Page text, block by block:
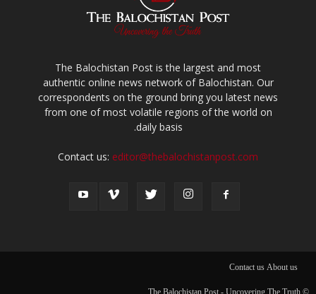
The Balochistan Post is the largest and most
authentic online news network of Balochistan. Our
correspondents on the ground bring you latest news
from one of most volatile regions of the world on
daily basis.
Contact us: editor@thebalochistanpost.com
About us
Contact us